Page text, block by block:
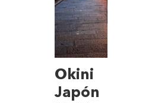
Okini
Japón